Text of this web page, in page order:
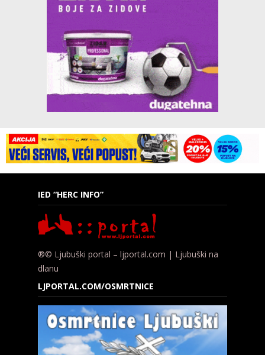
IED “HERC INFO”
®© Ljubuški portal – ljportal.com | Ljubuški na
dlanu
LJPORTAL.COM/OSMRTNICE